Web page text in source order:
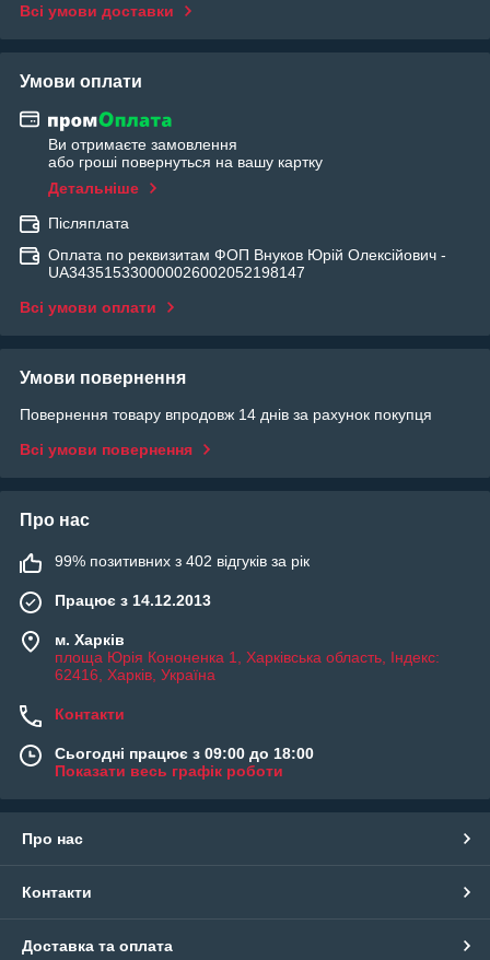
Всі умови доставки
Умови оплати
Ви отримаєте замовлення
або гроші повернуться на вашу картку
Детальніше
Післяплата
Оплата по реквизитам ФОП Внуков Юрій Олексійович -
UA343515330000026002052198147
Всі умови оплати
Умови повернення
Повернення товару впродовж 14 днів за рахунок покупця
Всі умови повернення
Про нас
99% позитивних з 402 відгуків за рік
Працює з 14.12.2013
м. Харків
площа Юрія Кононенка 1, Харківська область, Індекс:
62416, Харків, Україна
Контакти
Сьогодні працює з 09:00 до 18:00
Показати весь графік роботи
Про нас
Контакти
Доставка та оплата